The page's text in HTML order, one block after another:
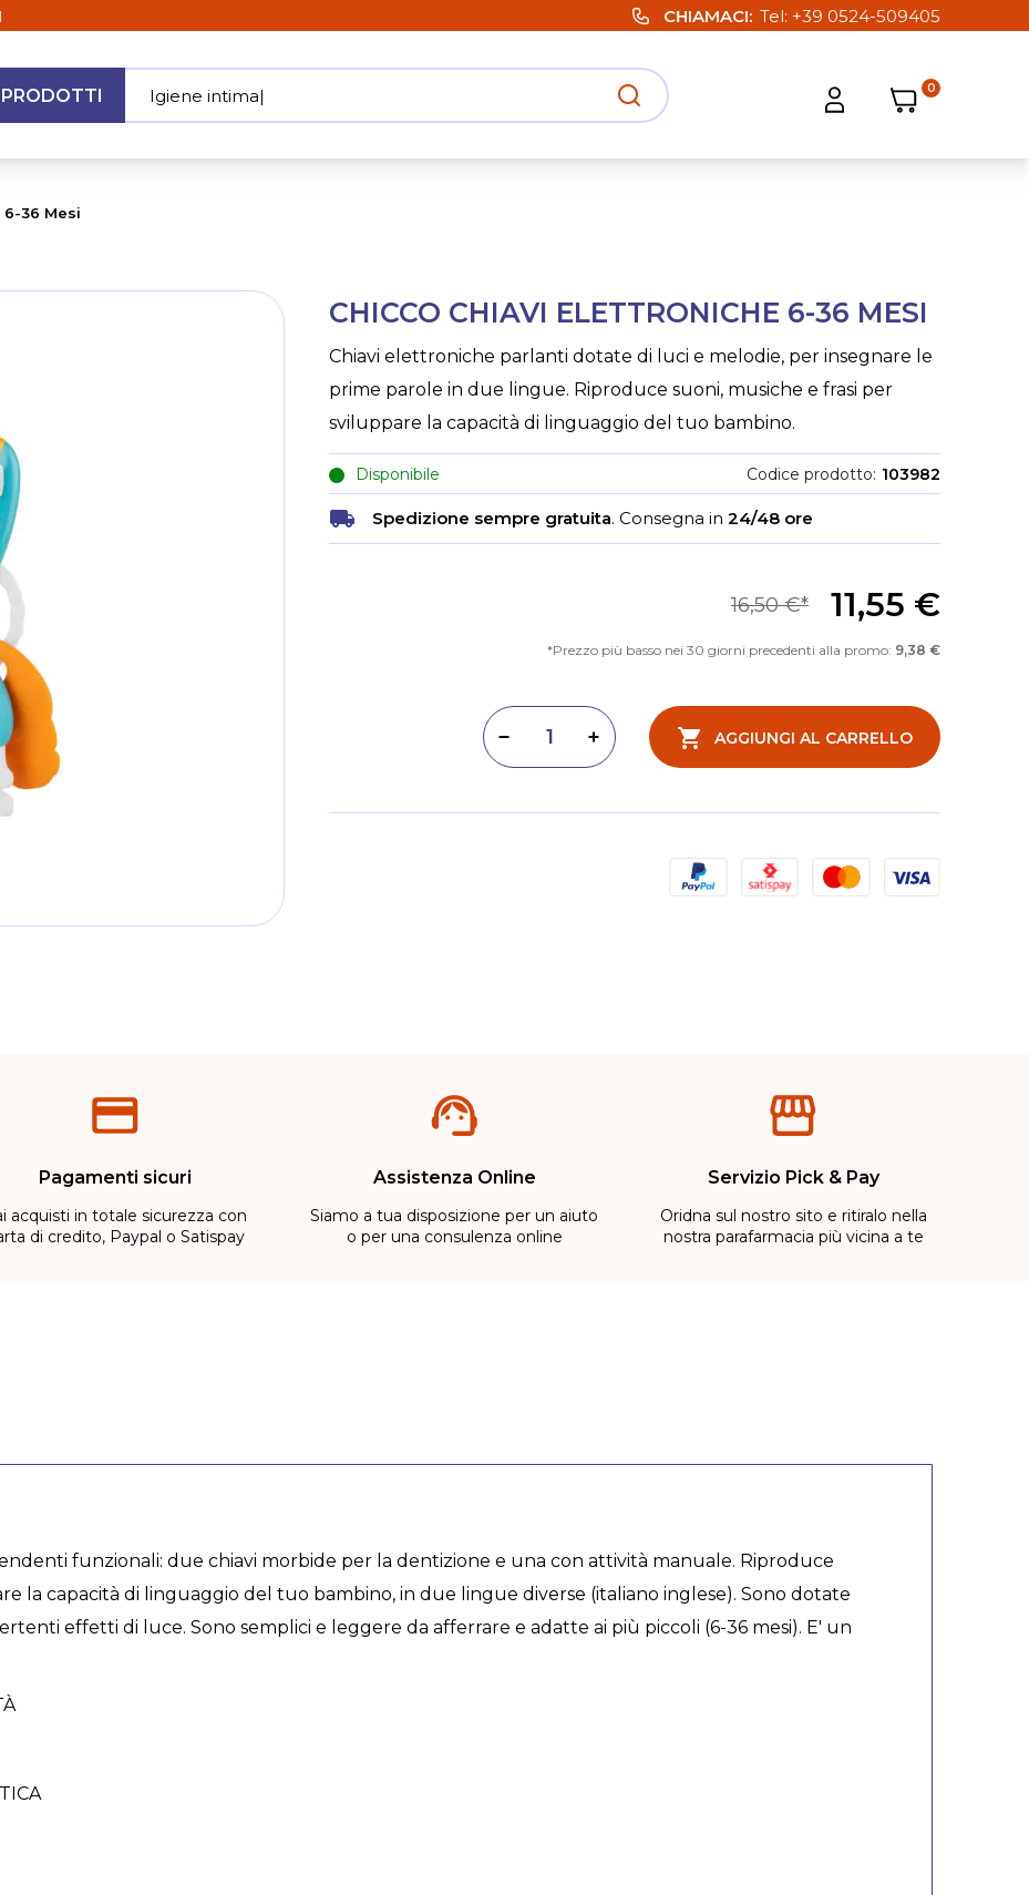
CHIAMACI Tel: +39 0524-509405
MENU
PRODOTTI Apri ricerca
Igiene in|
Apri strumenti utente
Carrello
Carrello
0
36 Mesi
CHICCO CHIAVI ELETTRONICHE 6-36 MESI
Chiavi elettroniche parlanti dotate di luci e melodie, per insegnare le
prime parole in due lingue. Riproduce suoni, musiche e frasi per
sviluppare la capacità di linguaggio del tuo bambino.
Disponibile Codice prodotto 103982
Spedizione sempre gratuita. Consegna in 24/48 ore
11,55 €
16,50 €
Prezzo più basso nei 30 giorni precedenti alla promo: 9,38 €
Aumenta quantità
Diminuisci quantità AGGIUNGI AL CARRELLO
to
gallery
Pagamenti sicuri
acquisti in totale sicurezza con
di credito, Paypal o Satispay
Assistenza Online
Siamo a tua disposizione per un aiuto
o per una consulenza online
Servizio Pick & Pay
Oridna sul nostro sito e ritiralo nella
nostra parafarmacia più vicina a te
funzionali: due chiavi morbide per la dentizione e una con attività manuale. Riproduce
la capacità di linguaggio del tuo bambino, in due lingue diverse (italiano inglese). Sono dotate
effetti di luce. Sono semplici e leggere da afferrare e adatte ai più piccoli (6-36 mesi). E' un